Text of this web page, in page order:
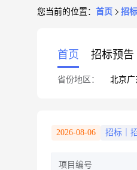
您当前的位置： 首页 招
首页 招标预告
省份地区： 北京广
2026-08-06 招标｜
项目编号